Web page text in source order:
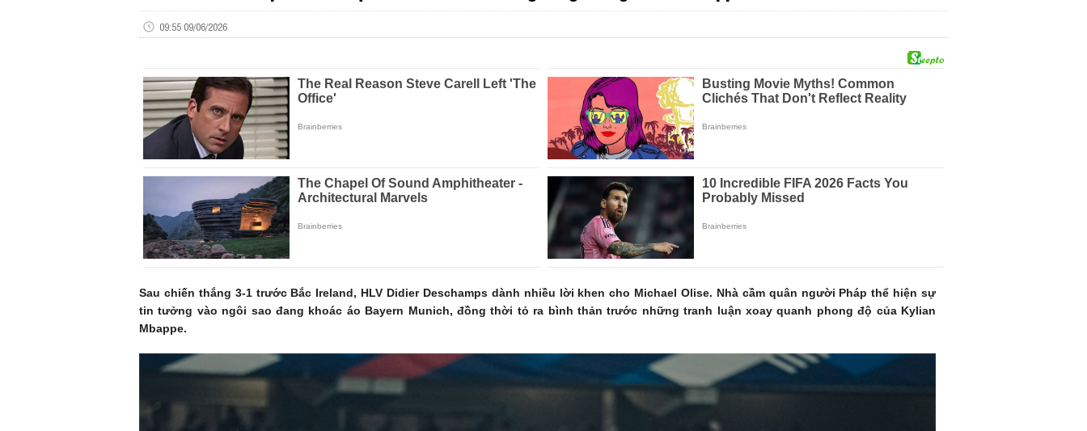
09:55 09/06/2026
Sau chiến thắng 3-1 trước Bắc Ireland, HLV Didier Deschamps dành nhiều lời khen cho Michael Olise. Nhà cầm quân người Pháp thể hiện sự
tin tưởng vào ngôi sao đang khoác áo Bayern Munich, đồng thời tỏ ra bình thản trước những tranh luận xoay quanh phong độ của Kylian
Mbappe.